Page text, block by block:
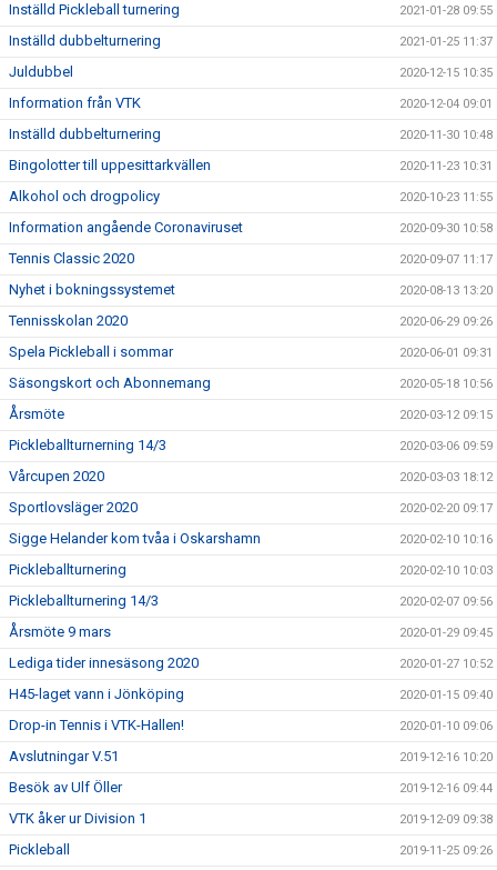
Inställd Pickleball turnering 2021-01-28 09:55
Inställd dubbelturnering 2021-01-25 11:37
Juldubbel 2020-12-15 10:35
Information från VTK 2020-12-04 09:01
Inställd dubbelturnering 2020-11-30 10:48
Bingolotter till uppesittarkvällen 2020-11-23 10:31
Alkohol och drogpolicy 2020-10-23 11:55
Information angående Coronaviruset 2020-09-30 10:58
Tennis Classic 2020 2020-09-07 11:17
Nyhet i bokningssystemet 2020-08-13 13:20
Tennisskolan 2020 2020-06-29 09:26
Spela Pickleball i sommar 2020-06-01 09:31
Säsongskort och Abonnemang 2020-05-18 10:56
Årsmöte 2020-03-12 09:15
Pickleballturnerning 14/3 2020-03-06 09:59
Vårcupen 2020 2020-03-03 18:12
Sportlovsläger 2020 2020-02-20 09:17
Sigge Helander kom tvåa i Oskarshamn 2020-02-10 10:16
Pickleballturnering 2020-02-10 10:03
Pickleballturnering 14/3 2020-02-07 09:56
Årsmöte 9 mars 2020-01-29 09:45
Lediga tider innesäsong 2020 2020-01-27 10:52
H45-laget vann i Jönköping 2020-01-15 09:40
Drop-in Tennis i VTK-Hallen! 2020-01-10 09:06
Avslutningar V.51 2019-12-16 10:20
Besök av Ulf Öller 2019-12-16 09:44
VTK åker ur Division 1 2019-12-09 09:38
Pickleball 2019-11-25 09:26